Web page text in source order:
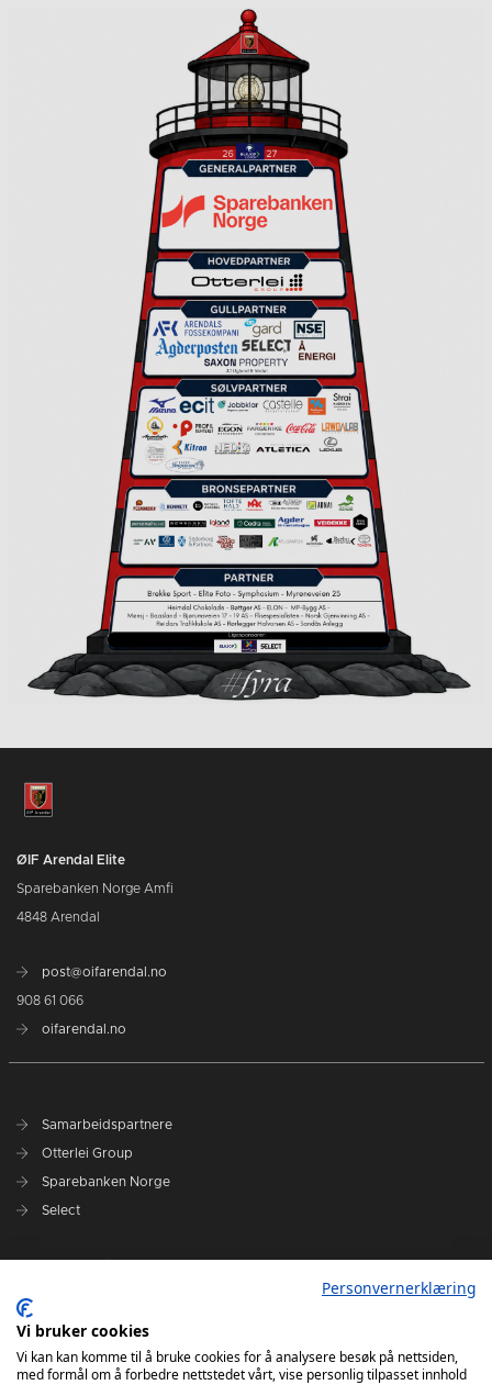
ØIF Arendal Elite
Sparebanken Norge Amfi
4848 Arendal
post@oifarendal.no
908 61 066
oifarendal.no
Samarbeidspartnere
Otterlei Group
Sparebanken Norge
Select
Spillerstall
Administrasjon
Styret
Personvernerklæring
Vi bruker cookies
Vi kan kan komme til å bruke cookies for å analysere besøk på nettsiden,
med formål om å forbedre nettstedet vårt, vise personlig tilpasset innhold